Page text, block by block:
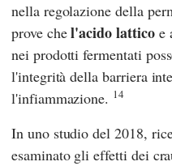
nella regolazione della
prove chel'acido latticoe
nei prodotti fermentati
l'integrità della barriera
l'infiammazione. 14
In uno studio del 2018,
esaminato gli effetti dei